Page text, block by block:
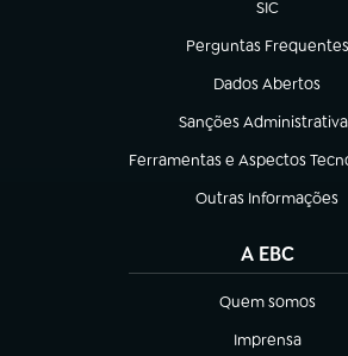
SIC
(abre em
Perguntas Frequentes
(abre em nova aba)
Dados Abertos
(abre em nova aba)
Sanções
(abre em nova aba)
Ferramentas e Aspectos
(abre em nova aba)
Outras Informações
(abre em nova aba)
A EBC
Quem somos
(abre em nova aba)
Imprensa
(abre em nova